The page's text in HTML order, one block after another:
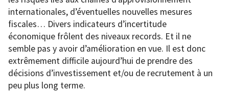
internationales, d’éventuelles nouvelles mesures
fiscales… Divers indicateurs d’incertitude
économique frôlent des niveaux records. Et il ne
semble pas y avoir d’amélioration en vue. Il est donc
extrêmement difficile aujourd’hui de prendre des
décisions d’investissement et/ou de recrutement à un
peu plus long terme.